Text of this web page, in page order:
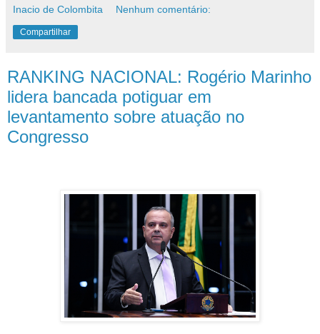
Inacio de Colombita Nenhum comentário:
Compartilhar
RANKING NACIONAL: Rogério Marinho
lidera bancada potiguar em
levantamento sobre atuação no
Congresso